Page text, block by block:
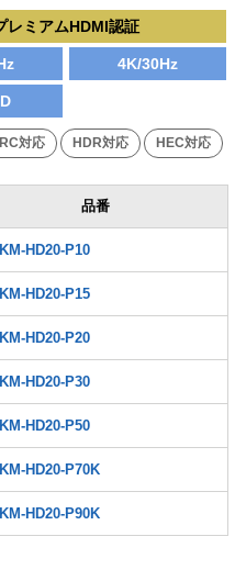
レミアムHDMI認証
4K/30Hz
対応 HDR対応 HEC対応
品番
KM-HD20-P10
KM-HD20-P15
KM-HD20-P20
KM-HD20-P30
KM-HD20-P50
KM-HD20-P70K
KM-HD20-P90K